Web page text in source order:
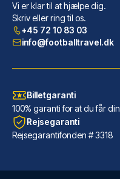
Callas Hotel am Dom
Med et ophold ved Callas
LÆS MERE OM
Vi er klar til at hjælpe dig.
Skriv eller ring til os.
+45 72 10 83 03
info@footballtravel.dk
Billetgaranti
100% garanti for at du får
Rejsegaranti
Rejsegarantifonden # 3318